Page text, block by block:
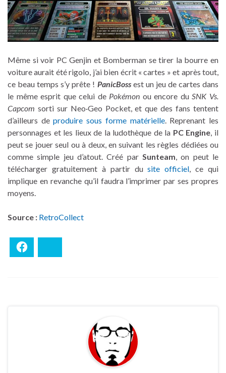
Même si voir PC Genjin et Bomberman se tirer la bourre en
voiture aurait été rigolo, j’ai bien écrit « cartes » et après tout,
ce beau temps s’y prête ! PanicBoss est un jeu de cartes dans
le même esprit que celui de Pokémon ou encore duSNK Vs.
Capcom sorti sur Neo·Geo Pocket, et que des fans tentent
d’ailleurs deproduire sous forme matérielle. Reprenant les
personnages et les lieux de la ludothèque de la PC Engine, il
peut se jouer seul ou à deux, en suivant les règles dédiées ou
comme simple jeu d’atout. Créé par Sunteam, on peut le
télécharger gratuitement à partir dusite officiel, ce qui
implique en revanche qu’il faudra l’imprimer par ses propres
moyens.
Source : RetroCollect